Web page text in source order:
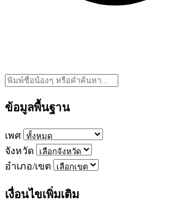
ข้อมูลพื้นฐาน
เพศ
จังหวัด
อำเภอ/เขต
เงื่อนไขเพิ่มเติม